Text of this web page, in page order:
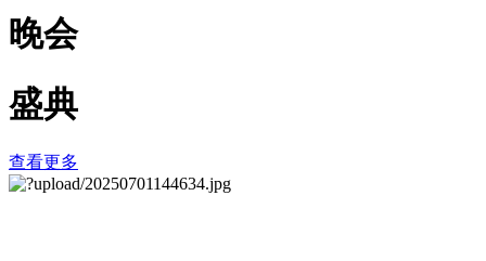
晚会
盛典
查看更多